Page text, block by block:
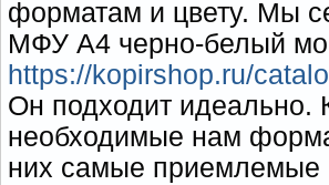
форматам и цвету. Мы
МФУ А4 черно-белый
https://kopirshop.ru/
Он подходит идеально.
необходимые нам
них самые приемлемые